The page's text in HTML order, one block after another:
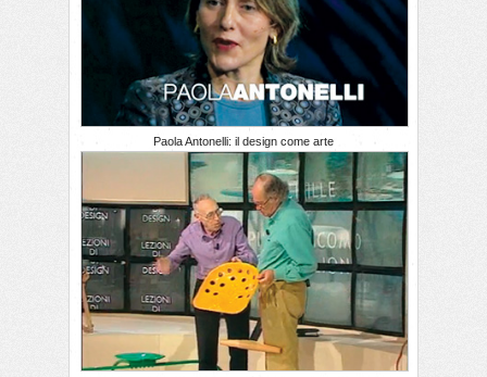
Paola Antonelli: il design come arte